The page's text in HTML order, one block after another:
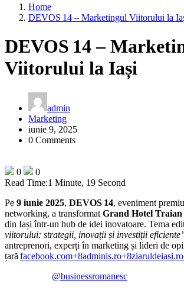
Home
DEVOS 14 – Marketingul Viitorului la
DEVOS 14 –
Viitorului la Iași
admin
Marketing
iunie 9, 2025
0 Comments
0
0
Read Time:1 Minute, 19 Second
Pe 9 iunie 2025, DEVOS 14, eveniment
networking, a transformat Grand Hotel Traian
din Iași într-un hub de idei inovatoare. Tema
viitorului: strategii, inovații și investiții
antreprenori, experți în marketing și lideri de
țară
@businessromanesc